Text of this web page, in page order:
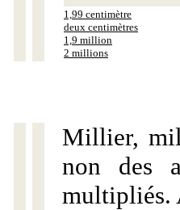
1,99 centimètre
deux centimètres
1,9 million
2 millions
Millier,
non des
multipliés.